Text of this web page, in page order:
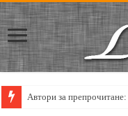
Автори за